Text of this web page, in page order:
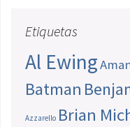
Etiquetas
Al Ewing
Batman
Azzarello Brian